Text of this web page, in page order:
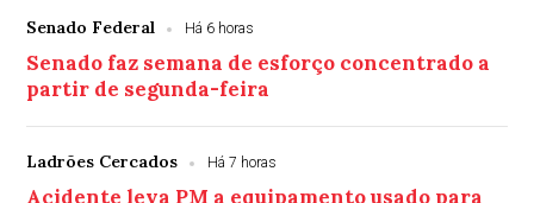
Senado Federal Há 6 horas
Senado faz semana de esforço concentrado a
partir de segunda-feira
Ladrões Cercados Há 7 horas
Acidente leva PM a equipamento usado para